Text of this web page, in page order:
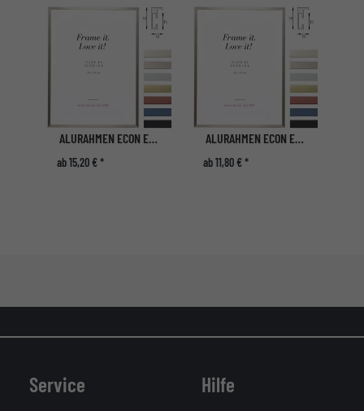
ALURAHMEN ECON ECKIG
ab 15,20 € *
ALURAHMEN ECON ECKIG
ab 11,80 € *
Service Hilfe